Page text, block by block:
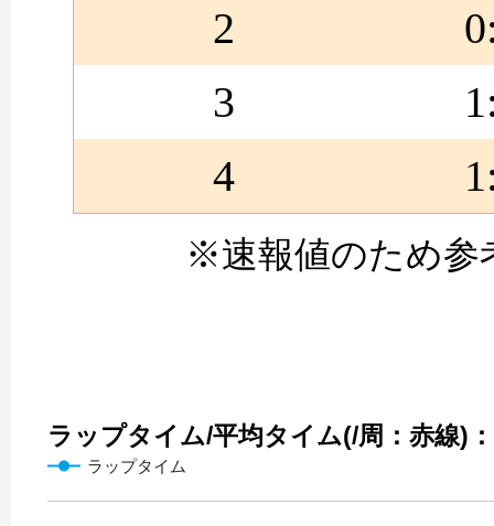
2
3
4
※速報値のため参
ラップタイム/平均タイム(/周：赤線)
ラップタイム